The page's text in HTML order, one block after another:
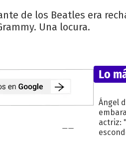
de los Beatles era
Una locura.
Lo
Ángel
actriz: